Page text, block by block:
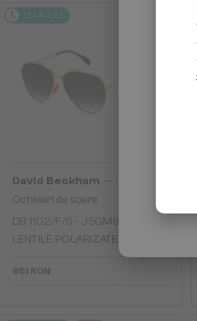
2-4 ZILE
David Beckham
Ochelari de soare
DB 1102/F/S - J5GM9 - 61 - CU
LENTILE POLARIZATE
651 RON